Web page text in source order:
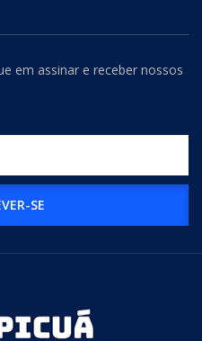
em assinar e receber nossos